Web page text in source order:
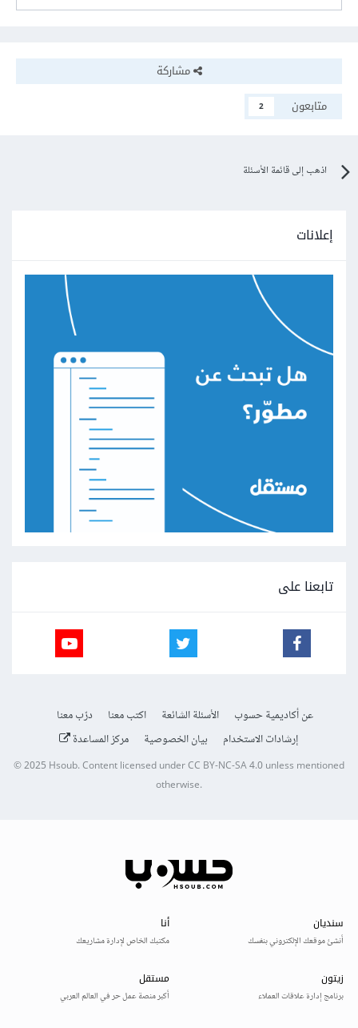
مشاركة
متابعون
2
اذهب إلى قائمة الأسئلة
إعلانات
تابعنا على
عن أكاديمية حسوب الأسئلة الشائعة اكتب معنا
درّب معنا
إرشادات الاستخدام
بيان الخصوصية مركز المساعدة
© 2025Hsoub.Content licensed underCC BY-NC-SA 4.0unless mentioned
otherwise.